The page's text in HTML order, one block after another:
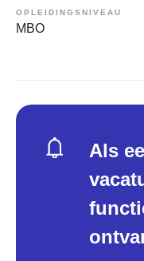
OPLEIDINGSNIVEAU
MBO
Als